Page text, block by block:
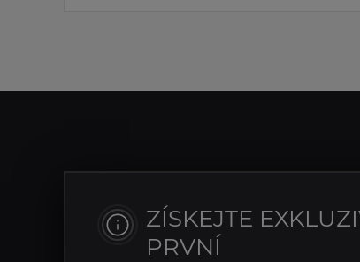
ZÍSKEJTE
PRVNÍ